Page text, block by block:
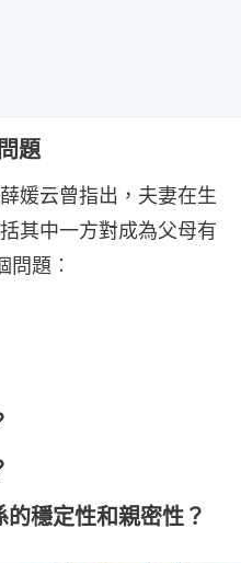
題
媛云曾指出，夫妻在生
其中一方對成為父母有
題︰
穩定性和親密性？